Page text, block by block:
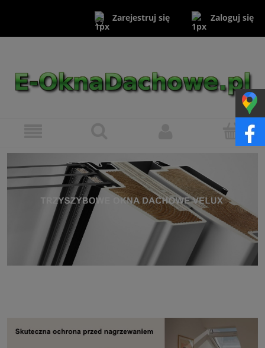
Zarejestruj się Zaloguj się